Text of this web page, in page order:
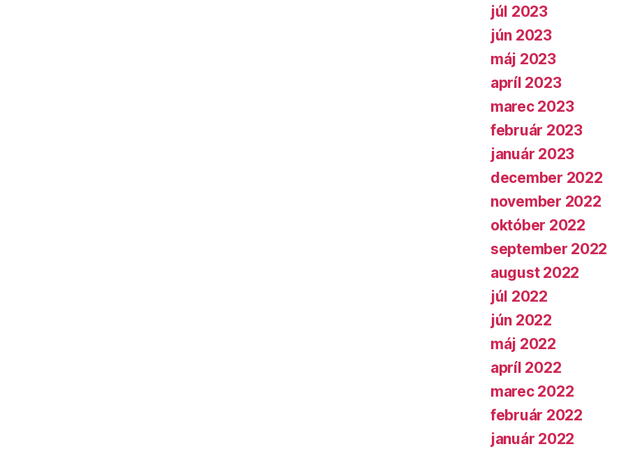
júl 2023
jún 2023
máj 2023
apríl 2023
marec 2023
február 2023
január 2023
december 2022
november 2022
október 2022
september 2022
august 2022
júl 2022
jún 2022
máj 2022
apríl 2022
marec 2022
február 2022
január 2022